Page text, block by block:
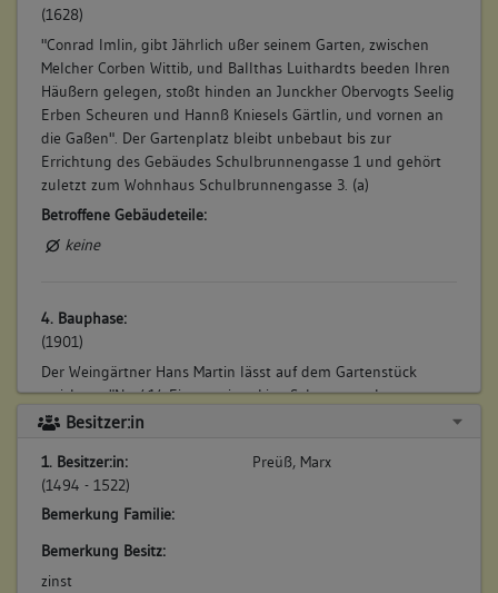
(1628)
"Conrad Imlin, gibt Jährlich ußer seinem Garten, zwischen
Melcher Corben Wittib, und Ballthas Luithardts beeden Ihren
Häußern gelegen, stoßt hinden an Junckher Obervogts Seelig
Erben Scheuren und Hannß Kniesels Gärtlin, und vornen an
die Gaßen". Der Gartenplatz bleibt unbebaut bis zur
Errichtung des Gebäudes Schulbrunnengasse 1 und gehört
zuletzt zum Wohnhaus Schulbrunnengasse 3. (a)
Betroffene Gebäudeteile:
keine
4. Bauphase:
(1901)
Der Weingärtner Hans Martin lässt auf dem Gartenstück
errichten: "Nr. 414 Eine zweistockige Scheuer an der
Schulgasse". (a)
keine
5. Bauphase:
(1906)
Besitzer:in
1. Besitzer:in:
(1494 - 1522)
Preüß, Marx
Bemerkung Familie:
Bemerkung Besitz:
zinst